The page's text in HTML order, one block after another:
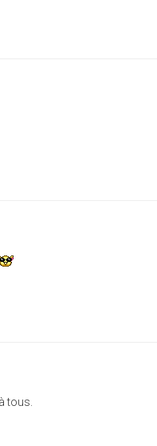
tous.